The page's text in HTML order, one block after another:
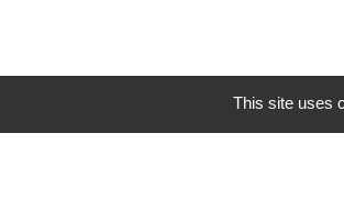
This site uses